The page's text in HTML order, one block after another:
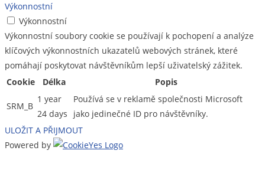
Výkonnostní
Výkonnostní
Výkonnostní soubory cookie se používají k pochopení a analýze
klíčových výkonnostních ukazatelů webových stránek, které
pomáhají poskytovat návštěvníkům lepší uživatelský zážitek.
Cookie
Délka Popis
SRM_B
1 year
24 days
Používá se v reklamě společnosti Microsoft
jako jedinečné ID pro návštěvníky.
ULOŽIT A PŘIJMOUT
Powered by